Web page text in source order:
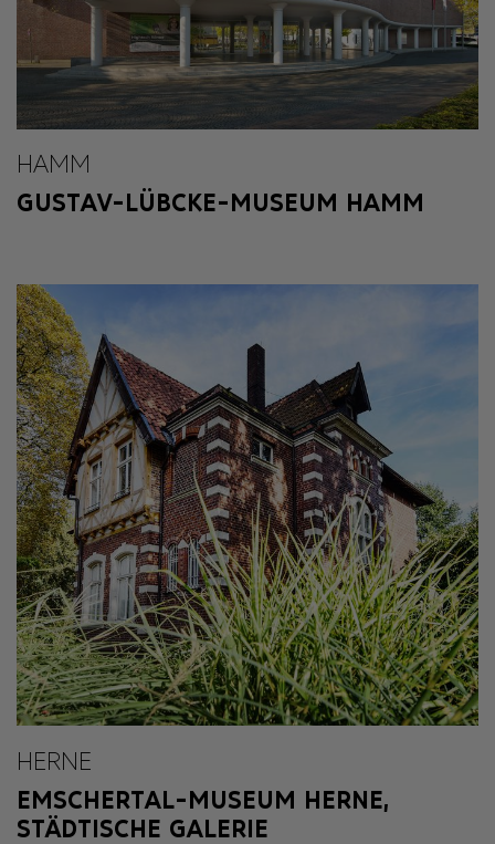
HAMM
GUSTAV-LÜBCKE-MUSEUM HAMM
HERNE
EMSCHERTAL-MUSEUM HERNE,
STÄDTISCHE GALERIE